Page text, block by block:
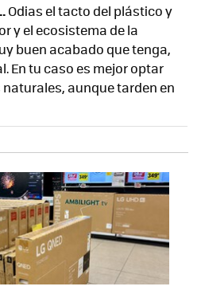
Odias el tacto del plástico y
y el ecosistema de la
buen acabado que tenga,
En tu caso es mejor optar
aunque tarden en